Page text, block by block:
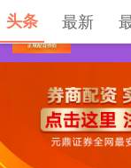
头条 最新